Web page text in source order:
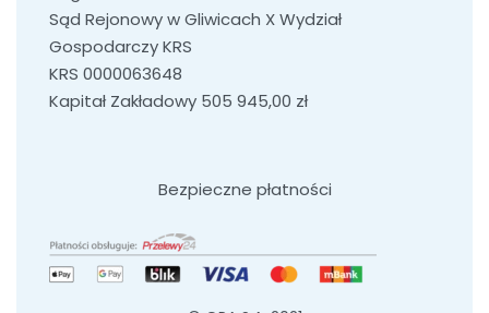
Sąd Rejonowy w Gliwicach X Wydział
Gospodarczy KRS
KRS 0000063648
Kapitał Zakładowy 505 945,00 zł
Bezpieczne płatności